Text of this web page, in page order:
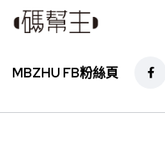
MBZHU FB粉絲頁